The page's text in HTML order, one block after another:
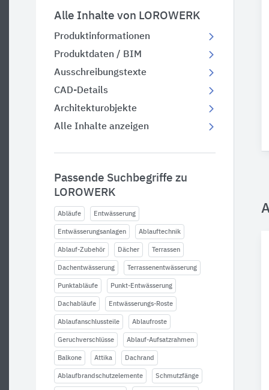
Alle Inhalte von LOROWERK
Produktinformationen
Produktdaten / BIM
Ausschreibungstexte
CAD-Details
Architekturobjekte
Alle Inhalte anzeigen
Passende Suchbegriffe zu
LOROWERK
Abläufe Entwässerung
Entwässerungsanlagen Ablauftechnik
Ablauf-Zubehör Dächer Terrassen
Dachentwässerung Terrassenentwässerung
Punktabläufe Punkt-Entwässerung
Dachabläufe Entwässerungs-Roste
Ablaufanschlussteile Ablaufroste
Geruchverschlüsse Ablauf-Aufsatzrahmen
Balkone Attika Dachrand
Ablaufbrandschutzelemente Schmutzfänge